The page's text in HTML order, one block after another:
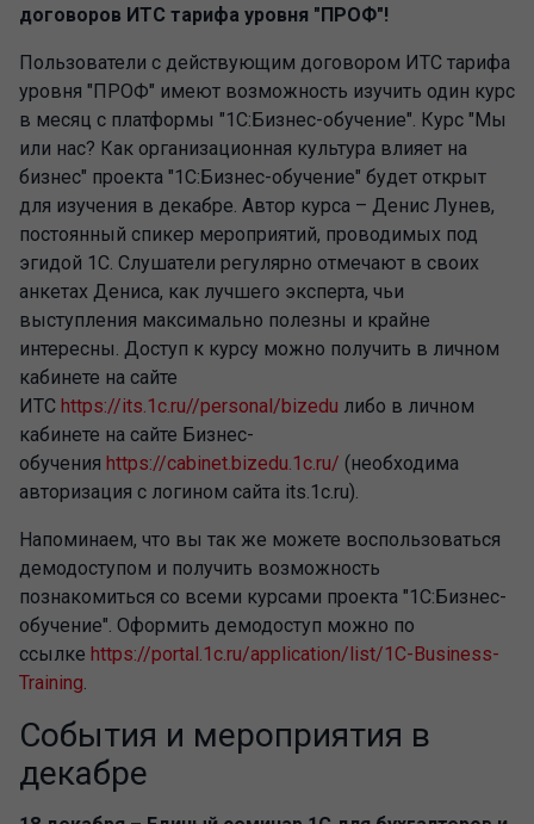
договоров ИТС тарифа уровня "ПРОФ"!
Пользователи с действующим договором ИТС тарифа
уровня "ПРОФ" имеют возможность изучить один курс
в месяц с платформы "1С:Бизнес-обучение". Курс "Мы
или нас? Как организационная культура влияет на
бизнес" проекта "1С:Бизнес-обучение" будет открыт
для изучения в декабре. Автор курса – Денис Лунев,
постоянный спикер мероприятий, проводимых под
эгидой 1С. Слушатели регулярно отмечают в своих
анкетах Дениса, как лучшего эксперта, чьи
выступления максимально полезны и крайне
интересны. Доступ к курсу можно получить в личном
кабинете на сайте
ИТС https://its.1c.ru//personal/bizedu либо в личном
кабинете на сайте Бизнес-
обучения https://cabinet.bizedu.1c.ru/ (необходима
авторизация с логином сайта its.1c.ru).
Напоминаем, что вы так же можете воспользоваться
демодоступом и получить возможность
познакомиться со всеми курсами проекта "1С:Бизнес-
обучение". Оформить демодоступ можно по
ссылке https://portal.1c.ru/application/list/1C-Business-
Training.
События и мероприятия в
декабре